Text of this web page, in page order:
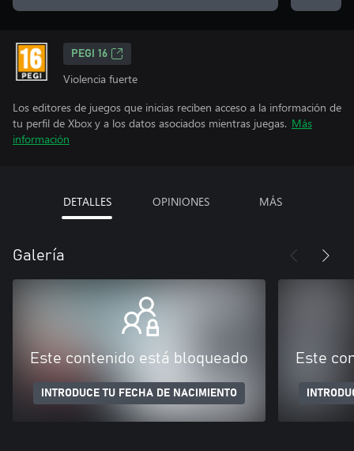
PEGI 16
Violencia fuerte
Los editores de juegos que inicias reciben acceso a la información de
tu perfil de Xbox y a los datos asociados mientras juegas. Más
información
DETALLES OPINIONES MÁS
Galería
Este contenido está bloqueado
INTRODUCE TU FECHA DE NACIMIENTO
Este